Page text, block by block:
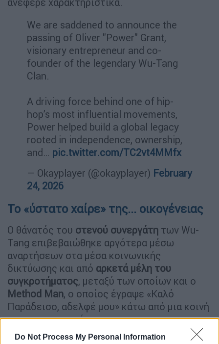
Do Not Process My Personal Information
We are saddened to announce the
passing of Oliver "Power" Grant,
visionary entrepreneur and co-
founder of the legendary Wu-Tang
Clan.
A driving force behind one of hip-
hop’s most influential movements,
Power helped build a global legacy
rooted in independence, ownership,
and… pic.twitter.com/TC2vt4MMfx
— Okayplayer (@okayplayer) February
24, 2026
Το «ύστατο χαίρε» της... οικογένειας
Ο θάνατός του στενού συνεργάτη των Wu-
Tang επιβεβαιώθηκε αργότερα μέσω
αναρτήσεων στα μέσα κοινωνικής
δικτύωσης και από αρκετά μέλη του
συγκροτήματος, μεταξύ των οποίων και ο
Method Man, ο οποίος έγραψε «Καλό
Παράδεισο, αδελφέ μου» κάτω από μια κοινή
τους φωτογραφία.
Δείτε αυτή τη δημοσίευση στο Instagram.